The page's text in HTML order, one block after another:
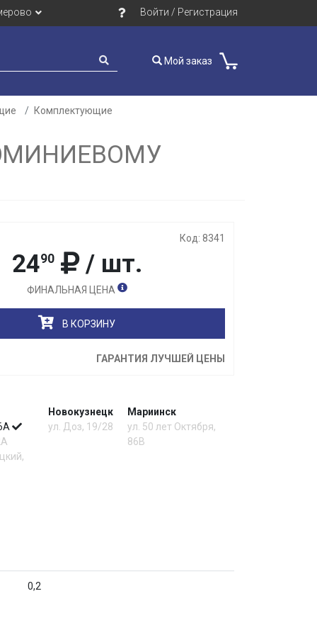
Войти / Регистрация
Мой заказ
Комплектующие
Код: 8341
2490 / шт.
ФИНАЛЬНАЯ ЦЕНА
В КОРЗИНУ
ГАРАНТИЯ ЛУЧШЕЙ ЦЕНЫ
Новокузнецк
ул. Доз, 19/28
Мариинск
ул. 50 лет Октября,
86В
0,2